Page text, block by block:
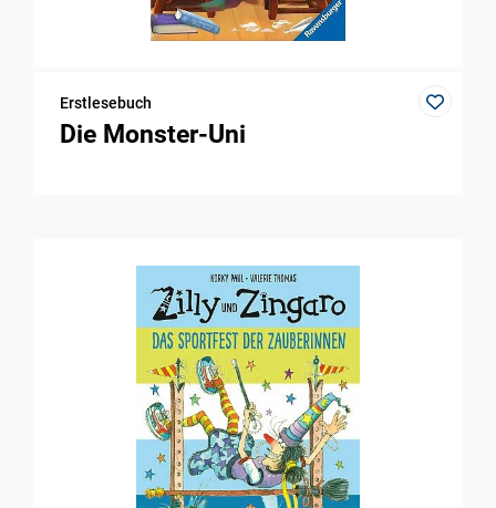
Erstlesebuch
Die Monster-Uni